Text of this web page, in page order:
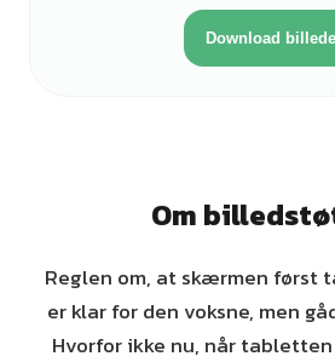
Download billede
Om
Reglen om, at skærmen først
er klar for den voksne, men
Hvorfor ikke nu, når